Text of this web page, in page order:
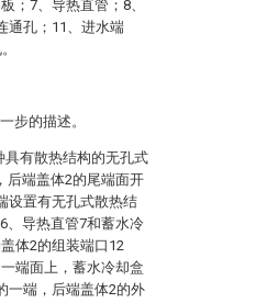
；7、导热直管；8、
通孔；11、进水端
步的描述。
具有散热结构的无孔式
后端盖体2的尾端面开
设置有无孔式散热结
、导热直管7和蓄水冷
体2的组装端口12
端面上，蓄水冷却盒
一端，后端盖体2的外